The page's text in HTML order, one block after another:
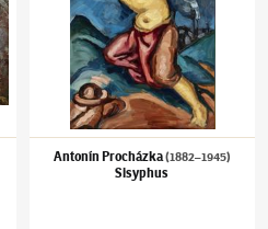
Antonín Procházka(1882–1945)
Sisyphus